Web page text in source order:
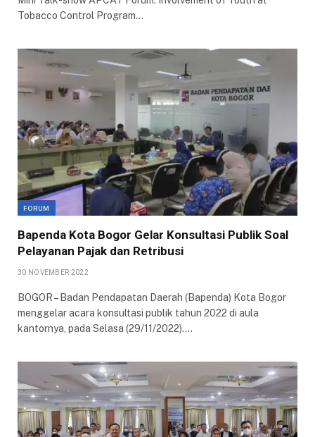
Tobacco Control Program…
FORUM
Bapenda Kota Bogor Gelar Konsultasi Publik Soal
Pelayanan Pajak dan Retribusi
30 NOVEMBER 2022
BOGOR – Badan Pendapatan Daerah (Bapenda) Kota Bogor
menggelar acara konsultasi publik tahun 2022 di aula
kantornya, pada Selasa (29/11/2022).…